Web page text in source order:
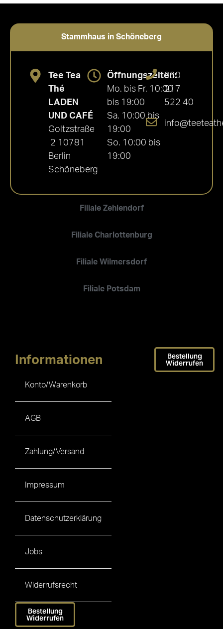
5.00
Stammhaus in Schöneberg
Filiale Zehlendorf
Filiale Charlottenburg
Filiale Wilmersdorf
Filiale Potsdam
Tee Tea
Thé
LADEN
UND CAFÉ
Goltzstraße
2 10781
Berlin
Schöneberg
Öffnungszeiten:
Mo. bis Fr. 10:00
bis 19:00
Sa. 10:00 bis
19:00
So. 10:00 bis
19:00
030
217
522 40
Informationen
Konto/Warenkorb
AGB
Zahlung/Versand
Impressum
Datenschutzerklärung
Jobs
Widerrufsrecht
Bestellung
Widerrufen
Bestellung
Widerrufen